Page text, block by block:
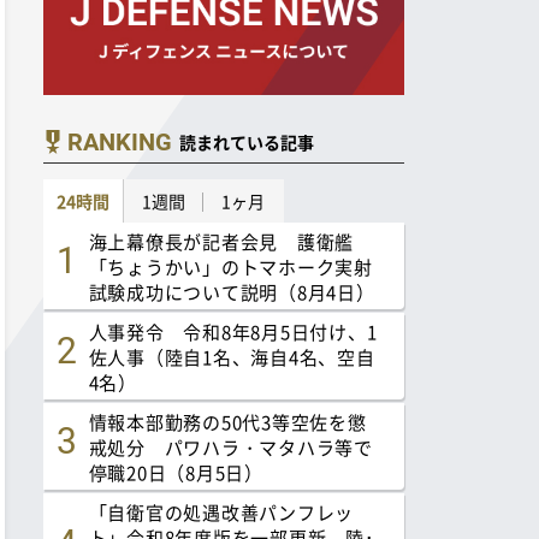
RANKING 読まれている記事
24時間 1週間 1ヶ月
海上幕僚長が記者会見 護衛艦
「ちょうかい」のトマホーク実射
試験成功について説明（8月4日）
人事発令 令和8年8月5日付け、1
佐人事（陸自1名、海自4名、空自
4名）
情報本部勤務の50代3等空佐を懲
戒処分 パワハラ・マタハラ等で
停職20日（8月5日）
「自衛官の処遇改善パンフレッ